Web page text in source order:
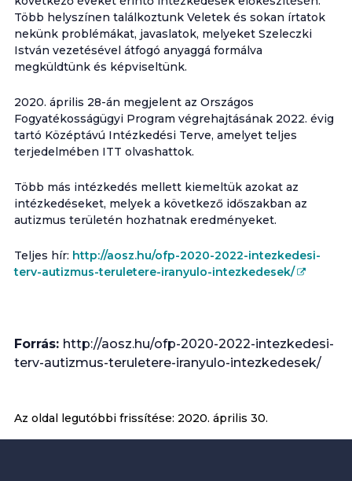
Több helyszínen találkoztunk Veletek és sokan írtatok
nekünk problémákat, javaslatok, melyeket Szeleczki
István vezetésével átfogó anyaggá formálva
megküldtünk és képviseltünk.
2020. április 28-án megjelent az Országos
Fogyatékosságügyi Program végrehajtásának 2022. évig
tartó Középtávú Intézkedési Terve, amelyet teljes
terjedelmében ITT olvashattok.
Több más intézkedés mellett kiemeltük azokat az
intézkedéseket, melyek a következő időszakban az
autizmus területén hozhatnak eredményeket.
Teljes hír: http://aosz.hu/ofp-2020-2022-intezkedesi-
terv-autizmus-teruletere-iranyulo-intezkedesek/
Forrás: http://aosz.hu/ofp-2020-2022-intezkedesi-
terv-autizmus-teruletere-iranyulo-intezkedesek/
Az oldal legutóbbi frissítése: 2020. április 30.